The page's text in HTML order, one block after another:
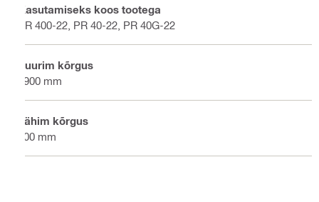
Kasutamiseks koos tootega
PR 400-22, PR 40-22, PR 40G-22
Suurim kõrgus
1900 mm
Vähim kõrgus
900 mm